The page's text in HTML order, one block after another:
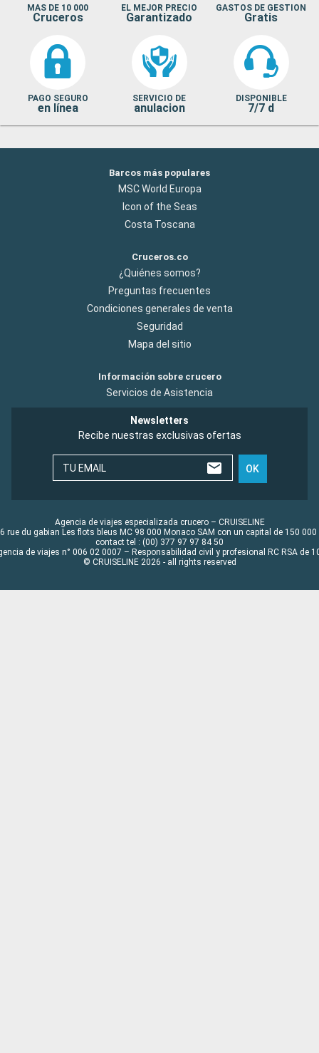
MAS DE 10 000
Cruceros
EL MEJOR PRECIO
Garantizado
GASTOS DE GESTION
Gratis
PAGO SEGURO
en línea
SERVICIO DE
anulacion
DISPONIBLE
7/7 d
Barcos más populares
MSC World Europa
Icon of the Seas
Costa Toscana
Cruceros.co
¿Quiénes somos?
Preguntas frecuentes
Condiciones generales de venta
Seguridad
Mapa del sitio
Información sobre crucero
Servicios de Asistencia
Newsletters
Recibe nuestras exclusivas ofertas
TU EMAIL OK
Agencia de viajes especializada crucero – CRUISELINE
rue du gabian Les flots bleus MC 98 000 Monaco SAM con un capital de 150 000
contact tel : (00) 377 97 97 84 50
de viajes n° 006 02 0007 – Responsabilidad civil y profesional RC RSA de
© CRUISELINE 2026 - all rights reserved